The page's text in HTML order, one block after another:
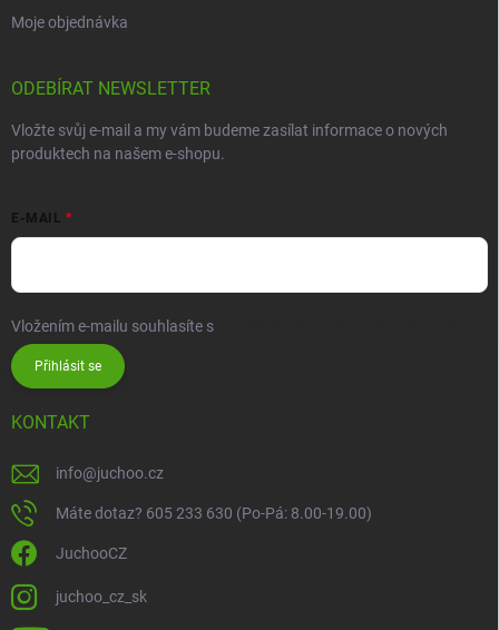
Moje objednávka
ODEBÍRAT NEWSLETTER
Vložte svůj e-mail a my vám budeme zasílat informace o nových
produktech na našem e-shopu.
E-MAIL
Vložením e-mailu souhlasíte s
Přihlásit se
KONTAKT
info@juchoo.cz
Máte dotaz? 605 233 630 (Po-Pá: 8.00-19.00)
JuchooCZ
juchoo_cz_sk